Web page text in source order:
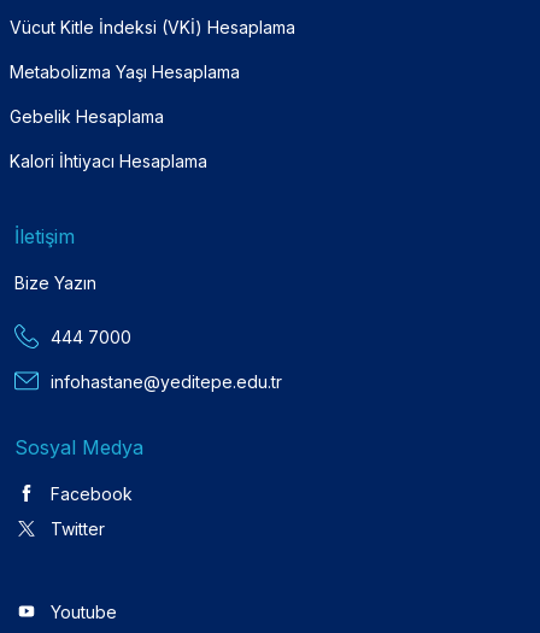
Vücut Kitle İndeksi (VKİ) Hesaplama
Metabolizma Yaşı Hesaplama
Gebelik Hesaplama
Kalori İhtiyacı Hesaplama
İletişim
Bize Yazın
444 7000
infohastane@yeditepe.edu.tr
Sosyal Medya
Facebook
Twitter
Youtube